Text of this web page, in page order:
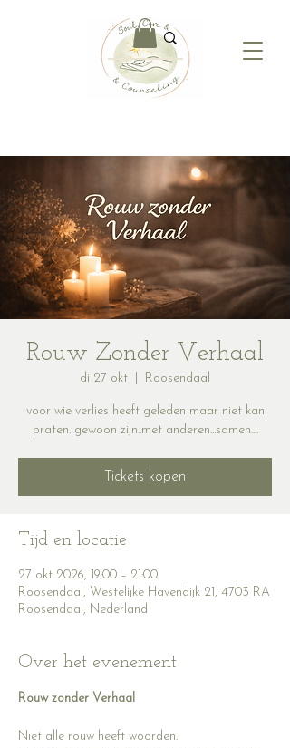
Rouw Zonder Verhaal
di 27 okt Roosendaal
voor wie verlies heeft geleden maar niet kan
praten. gewoon zijn..met anderen...samen....
Tickets kopen
Tijd en locatie
27 okt 2026, 19:00 – 21:00
Roosendaal, Westelijke Havendijk 21, 4703 RA
Roosendaal, Nederland
Over het evenement
Rouw zonder Verhaal
Niet alle rouw heeft woorden.